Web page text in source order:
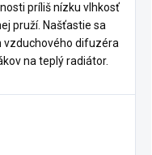
príliš nízku vlhkosť
pruží. Našťastie sa
difuzéra
na teplý radiátor.